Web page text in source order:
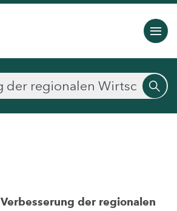
Verbesserung der regionalen